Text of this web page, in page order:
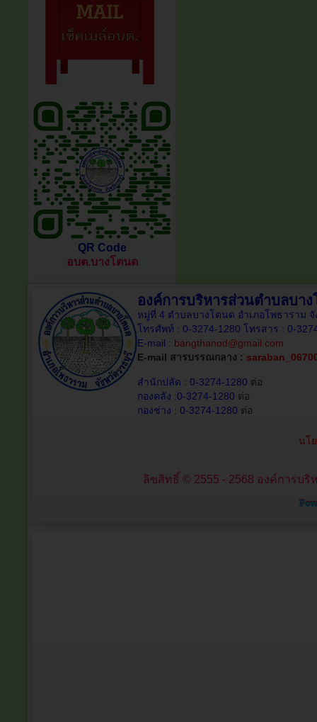
QR Code
อบต.บางโตนด
องค์การบริหารส่วนตำบลบา
หมู่ที่ 4 ตำบลบางโตนด อำเภอโพธาราม
โทรศัพท์ : 0-3274-1280 โทรสาร : 0-
E-mail : bangthanod@gmail.com
E-mail สารบรรณกลาง :
สำนักปลัด : 0-3274-1280 ต่อ
กองคลัง :0-3274-1280 ต่อ
กองช่าง : 0-3274-1280 ต่อ
นโ
ลิขสิทธิ์ © 2555 - 2568 องค์การบ